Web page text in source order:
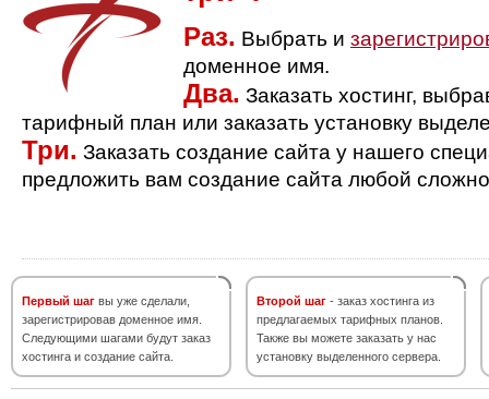
Раз. Выбрать и
доменное имя.
Два. Заказать хостинг,
тарифный план или заказать установку
Три. Заказать создание сайта у нашего
предложить вам создание сайта любой
Первый шаг вы уже сделали,
зарегистрировав доменное имя.
Следующими шагами будут заказ
хостинга и создание сайта.
Второй шаг - заказ хостинга из
предлагаемых тарифных планов.
Также вы можете заказать у нас
установку выделенного сервера.